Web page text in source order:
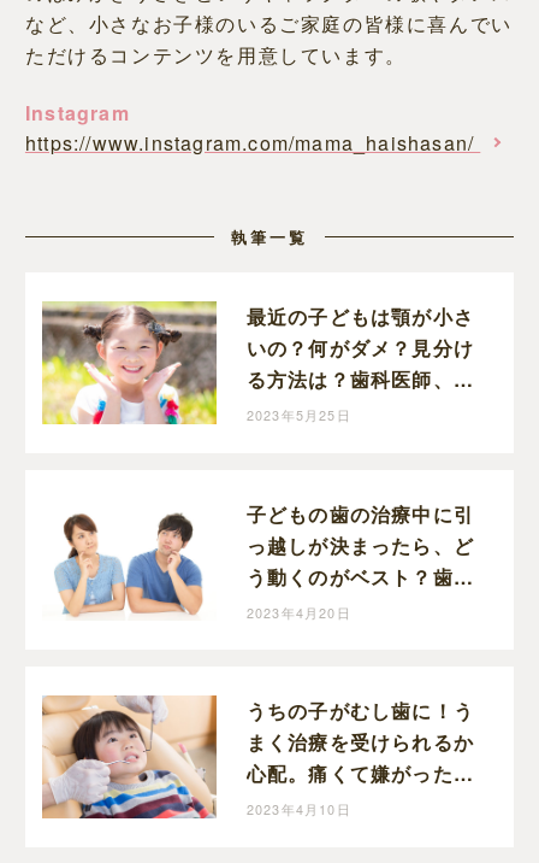
など、小さなお子様のいるご家庭の皆様に喜んでい
ただけるコンテンツを用意しています。
Instagram
https://www.instagram.com/mama_haishasan/
執筆一覧
最近の子どもは顎が小さ
いの？何がダメ？見分け
る方法は？歯科医師、藤
本先生に伺いました！
2023年5月25日
子どもの歯の治療中に引
っ越しが決まったら、ど
う動くのがベスト？歯科
医師、藤本先生に伺いま
2023年4月20日
うちの子がむし歯に！う
まく治療を受けられるか
心配。痛くて嫌がった
ら・・そんな悩みについ
2023年4月10日